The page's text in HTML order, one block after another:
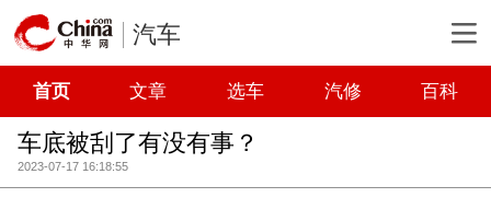
汽车
首页 文章 选车 汽修 百科
车底被刮了有没有事？
2023-07-17 16:18:55